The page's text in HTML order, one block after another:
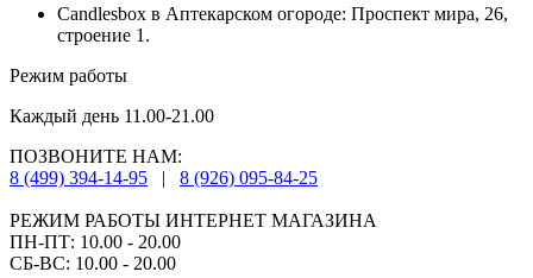
Candlesbox в Аптекарском огороде: Проспект мира, 26,
строение 1.
Режим работы
Каждый день 11.00-21.00
ПОЗВОНИТЕ НАМ:
8 (499) 394-14-95
| 8 (926) 095-84-25
РЕЖИМ РАБОТЫ ИНТЕРНЕТ МАГАЗИНА
ПН-ПТ: 10.00 - 20.00
СБ-ВС: 10.00 - 20.00